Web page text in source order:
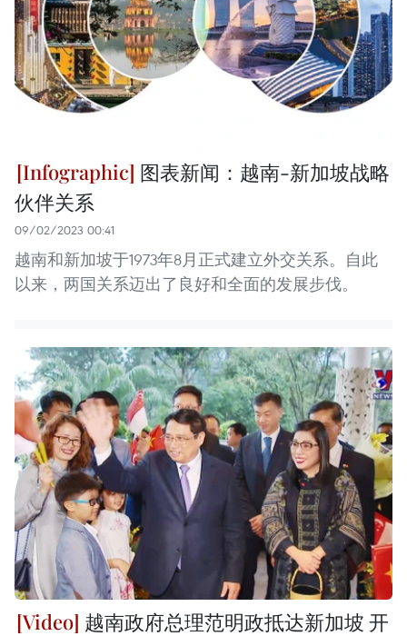
图表新闻：越南-新加坡战略
伙伴关系
09/02/2023 00:41
越南和新加坡于1973年8月正式建立外交关系。自此
以来，两国关系迈出了良好和全面的发展步伐。
越南政府总理范明政抵达新加坡 开